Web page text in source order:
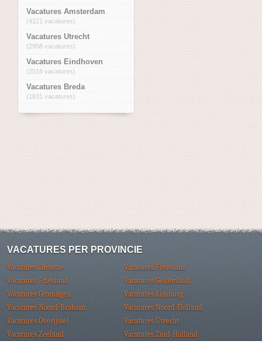
Vacatures Amsterdam
(4221 vacatures)
Vacatures Utrecht
(2958 vacatures)
Vacatures Eindhoven
(2518 vacatures)
Vacatures Breda
(1831 vacatures)
VACATURES PER PROVINCIE
Vacatures Drenthe
Vacatures Flevoland
Vacatures Friesland
Vacatures Gelderland
Vacatures Groningen
Vacatures Limburg
Vacatures Noord-Brabant
Vacatures Noord-Holland
Vacatures Overijssel
Vacatures Utrecht
Vacatures Zeeland
Vacatures Zuid-Holland